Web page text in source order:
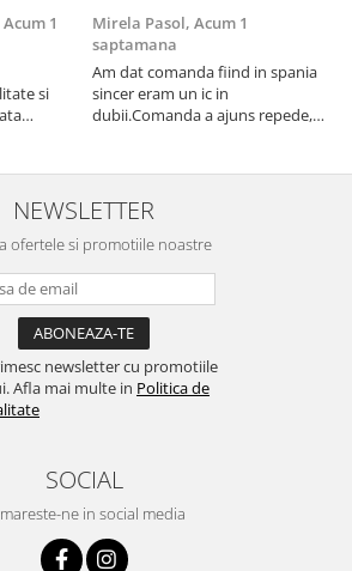
Acum 1
si
Mirela Pasol, Acum 1
saptamana
Am dat comanda fiind in spania
sincer eram un ic in
dubii.Comanda a ajuns repede,in
treaba,va multumesc pentru
rapiditate si
amabilitate,RECOMAND 100%
NEWSLETTER
ofertele si promotiile noastre
newsletter cu promotiile
Afla mai multe in Politica de
SOCIAL
ne in social media